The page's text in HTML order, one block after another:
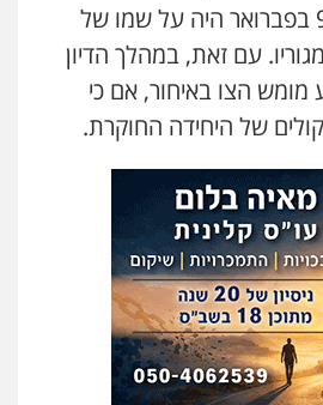
נאטור
פשיעה חמורה צווארון לבן מעצרים
– משרד עורכי דין
פשיעה חמורה צווארון לבן
נג'אר
עורכי דין לענייני אסירים מעצרים
רכוש
החיפוש שהוצא ב-9 בפברואר היה על שמו של
עם זאת, במהלך הדיון
מומש הצו באיחור, אם כי
של היחידה החוקרת.